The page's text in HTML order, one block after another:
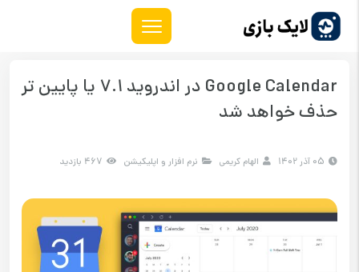
Google Calendar در اندروید 7.1 یا پایین تر
حذف خواهد شد
05 آذر 1402 الهام کریمی نرم افزار و اپلیکیشن 467 بازدید